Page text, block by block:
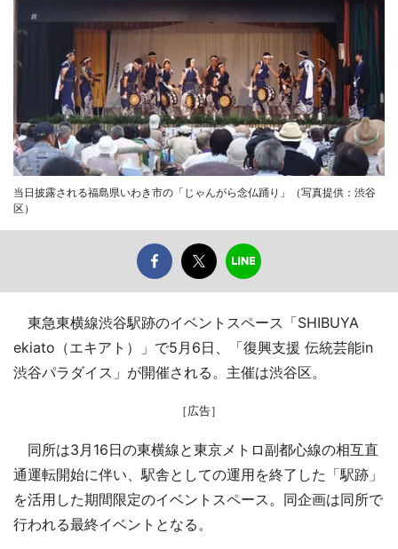
当日披露される福島県いわき市の「じゃんがら念仏踊り」（写真提供：渋谷
区）
東急東横線渋谷駅跡のイベントスペース「SHIBUYA
ekiato（エキアト）」で5月6日、「復興支援 伝統芸能in
渋谷パラダイス」が開催される。主催は渋谷区。
［広告］
同所は3月16日の東横線と東京メトロ副都心線の相互直
通運転開始に伴い、駅舎としての運用を終了した「駅跡」
を活用した期間限定のイベントスペース。同企画は同所で
行われる最終イベントとなる。